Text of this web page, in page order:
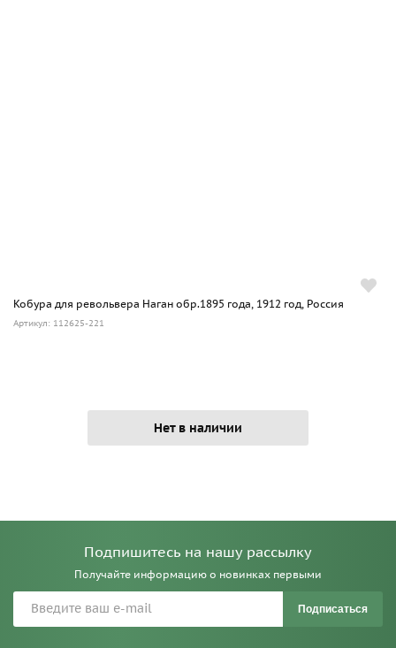
Кобура для револьвера Наган обр.1895 года, 1912 год, Россия
Артикул: 112625-221
Нет в наличии
Подпишитесь на нашу рассылку
Получайте информацию о новинках первыми
Подписаться